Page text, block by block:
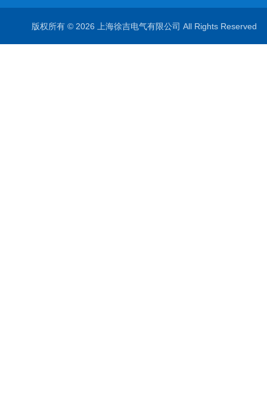
版权所有 © 2026 上海徐吉电气有限公司 All Rights